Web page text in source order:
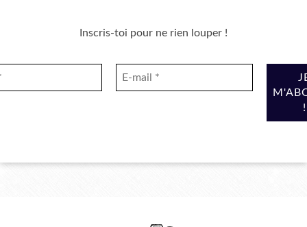
Inscris-toi pour ne rien louper !